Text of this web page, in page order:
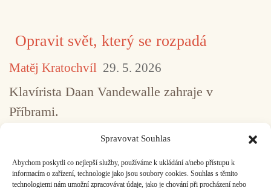
Spravovat Souhlas
Abychom poskytli co nejlepší služby, používáme k ukládání a/nebo přístupu k
informacím o zařízení, technologie jako jsou soubory cookies. Souhlas s těmito
technologiemi nám umožní zpracovávat údaje, jako je chování při procházení nebo
Opravit svět, který se rozpadá
Matěj Kratochvíl 29. 5. 2026
Klavírista Daan Vandewalle zahraje v
Příbrami.
1 2 3 4 5 ... 517